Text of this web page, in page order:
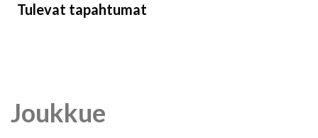
Tulevat tapahtumat
Joukkue